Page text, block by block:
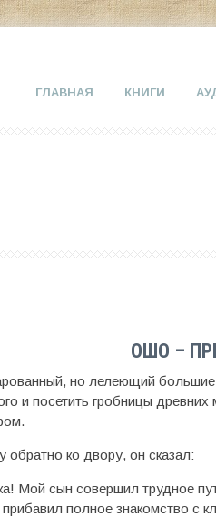
ГЛАВНАЯ КНИГИ
ОШО –
но лелеющий
и посетить гробницы
ко двору, он сказал:
Мой сын совершил трудное
полное знакомство с